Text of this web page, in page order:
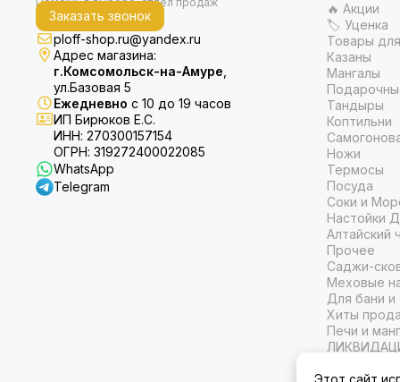
Заказать звонок
ploff-shop.ru@yandex.ru
Адрес магазина:
г.Комсомольск-на-Амуре
ул.Базовая 5
Ежедневно с 10 до 19 часов
ИП Бирюков Е.С.
ИНН: 270300157154
ОГРН: 319272400022085
WhatsApp
Telegram
🔥 Акции
🏷 Уценка
Товары
Казаны
Мангалы
Тандыры
Коптильни
Ножи
Термосы
Посуда
Соки и
Настойки
Алтайский
Прочее
Саджи-
Меховые
Для бани и
Хиты
Печи и
Этот сайт